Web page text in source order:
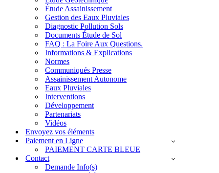
Étude Assainissement
Gestion des Eaux Pluviales
Diagnostic Pollution Sols
Documents Étude de Sol
FAQ : La Foire Aux Questions.
Informations & Explications
Normes
Communiqués Presse
Assainissement Autonome
Eaux Pluviales
Interventions
Développement
Partenariats
Vidéos
Envoyez vos éléments
Paiement en Ligne
PAIEMENT CARTE BLEUE
Contact
Demande Info(s)